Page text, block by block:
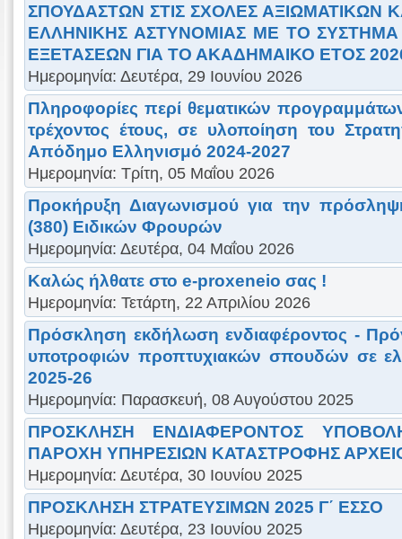
ΣΠΟΥΔΑΣΤΩΝ ΣΤΙΣ ΣΧΟΛΕΣ ΑΞΙΩΜΑΤΙΚΩΝ
ΕΛΛΗΝΙΚΗΣ ΑΣΤΥΝΟΜΙΑΣ ΜΕ ΤΟ
ΕΞΕΤΑΣΕΩΝ ΓΙΑ ΤΟ ΑΚΑΔΗΜΑΙΚΟ ΕΤΟΣ
Ημερομηνία: Δευτέρα, 29 Ιουνίου 2026
Πληροφορίες περί θεματικών
τρέχοντος έτους, σε υλοποίηση του
Απόδημο Ελληνισμό 2024-2027
Ημερομηνία: Τρίτη, 05 Μαΐου 2026
Προκήρυξη Διαγωνισμού για την
(380) Ειδικών Φρουρών
Ημερομηνία: Δευτέρα, 04 Μαΐου 2026
Καλώς ήλθατε στο e-proxeneio σας !
Ημερομηνία: Τετάρτη, 22 Απριλίου 2026
Πρόσκληση εκδήλωση ενδιαφέροντος -
υποτροφιών προπτυχιακών σπουδών σε
2025-26
Ημερομηνία: Παρασκευή, 08 Αυγούστου 2025
ΠΡΟΣΚΛΗΣΗ ΕΝΔΙΑΦΕΡΟΝΤΟΣ
ΠΑΡΟΧΗ ΥΠΗΡΕΣΙΩΝ ΚΑΤΑΣΤΡΟΦΗΣ
Ημερομηνία: Δευτέρα, 30 Ιουνίου 2025
ΠΡΟΣΚΛΗΣΗ ΣΤΡΑΤΕΥΣΙΜΩΝ 2025 Γ΄ ΕΣΣΟ
Ημερομηνία: Δευτέρα, 23 Ιουνίου 2025